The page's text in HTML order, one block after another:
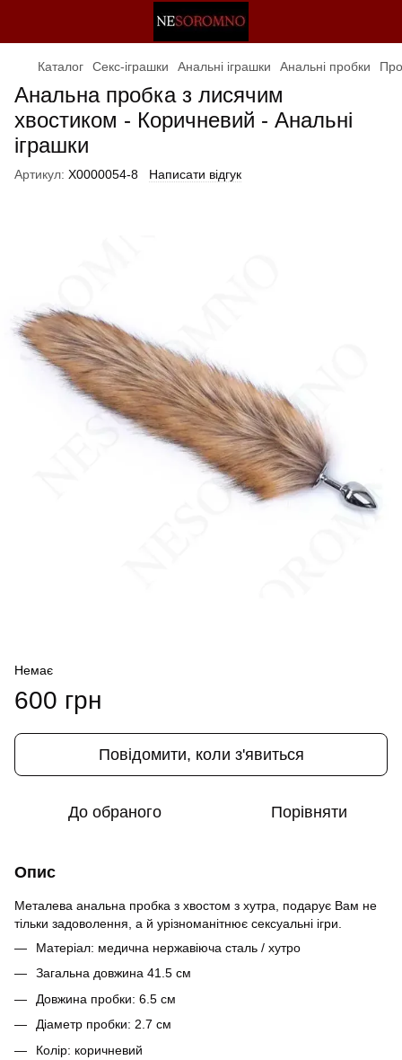
Каталог Секс-іграшки Анальні іграшки Анальні пробки
Анальна пробка з лисячим
хвостиком - Коричневий - Анальні
іграшки
Артикул: X0000054-8 Написати відгук
Немає
600 грн
Повідомити, коли з'явиться
До обраного Порівняти
Опис
Металева анальна пробка з хвостом з хутра, подарує Вам не
тільки задоволення, а й урізноманітнює сексуальні ігри.
Матеріал: медична нержавіюча сталь / хутро
Загальна довжина 41.5 см
Довжина пробки: 6.5 см
Діаметр пробки: 2.7 см
Колір: коричневий